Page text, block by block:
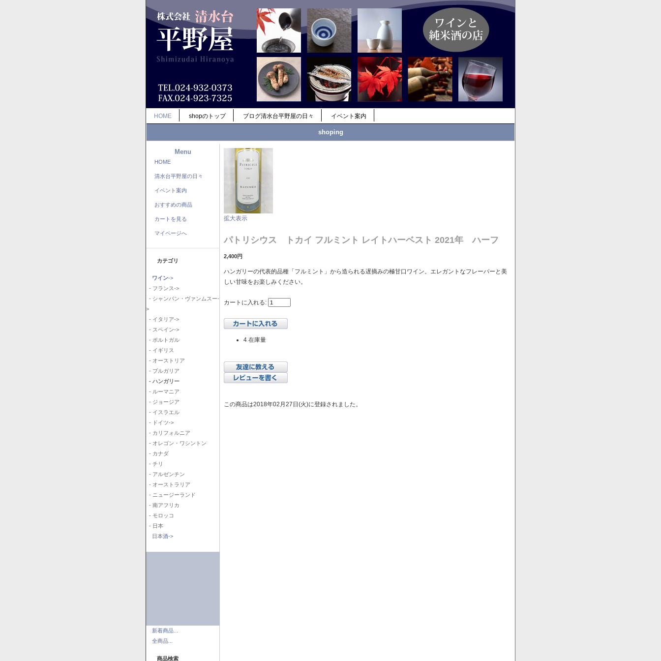
HOME shopのトップ ブログ清水台平野屋の日々 イベント案内
shoping
Menu
HOME
清水台平野屋の日々
イベント案内
おすすめの商品
カートを見る
マイページへ
カテゴリ
ワイン->
- フランス->
- シャンパン・ヴァンムスー-
>
- イタリア->
- スペイン->
- ポルトガル
- イギリス
- オーストリア
- ブルガリア
- ハンガリー
- ルーマニア
- ジョージア
- イスラエル
- ドイツ->
- カリフォルニア
- オレゴン・ワシントン
- カナダ
- チリ
- アルゼンチン
- オーストラリア
- ニュージーランド
- 南アフリカ
- モロッコ
- 日本
日本酒->
新着商品...
全商品...
商品検索
拡大表示
パトリシウス トカイ フルミント レイトハーベスト 2021年 ハーフ
2,400円
ハンガリーの代表的品種「フルミント」から造られる遅摘みの極甘口ワイン。エレガントなフレーバーと美
しい甘味をお楽しみください。
カートに入れる:
4 在庫量
この商品は2018年02月27日(火)に登録されました。